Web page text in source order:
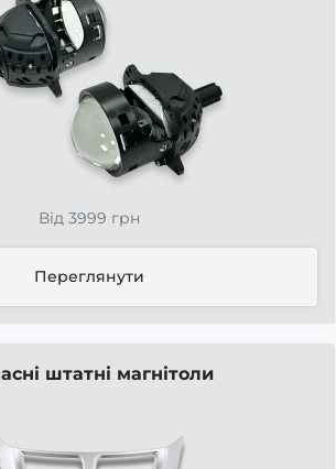
Від 3999 грн
Переглянути
штатні магнітоли